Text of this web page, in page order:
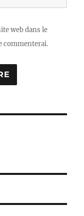
web dans le
commenterai.